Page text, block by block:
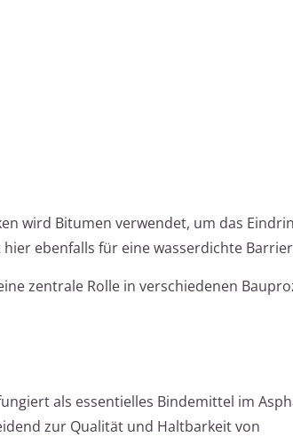
wird Bitumen verwendet, um das
ebenfalls für eine wasserdichte
zentrale Rolle in verschiedenen
als essentielles Bindemittel im
zur Qualität und Haltbarkeit von